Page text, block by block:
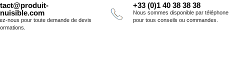
nous pour toute demande de devis
+33 (0)1 40 38 38 38
Nous sommes disponible par téléphone
pour tous conseils ou commandes.